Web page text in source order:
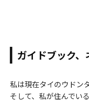
ガイドブック
私は現在タイのウドン
そして、私が住んでい